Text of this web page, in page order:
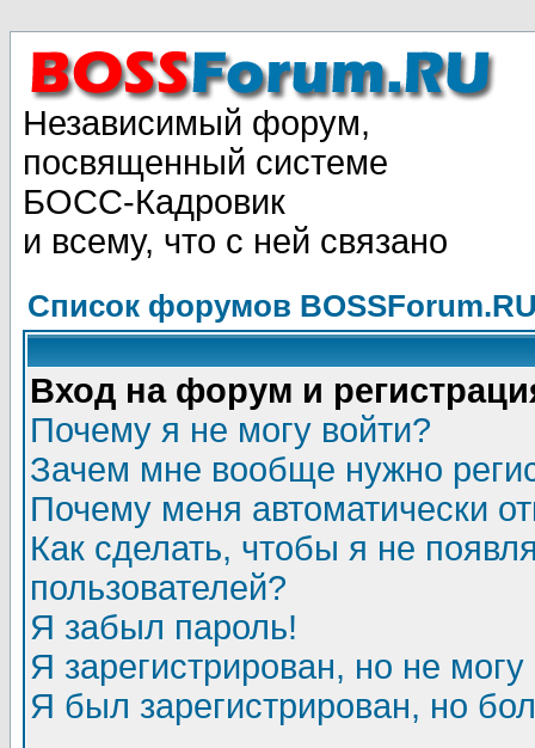
Независимый форум,
посвященный системе
БОСС-Кадровик
и всему, что с ней связано
Список форумов
Вход на форум и
Почему я не могу войти?
Зачем мне вообще нужно
Почему меня автоматически
Как сделать, чтобы я не
пользователей?
Я забыл пароль!
Я зарегистрирован, но не могу
Я был зарегистрирован, но